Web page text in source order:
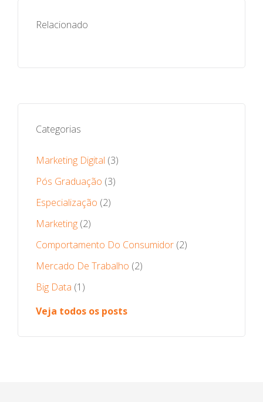
Relacionado
Categorias
Marketing Digital (3)
Pós Graduação (3)
Especialização (2)
Marketing (2)
Comportamento Do Consumidor (2)
Mercado De Trabalho (2)
Big Data (1)
Veja todos os posts